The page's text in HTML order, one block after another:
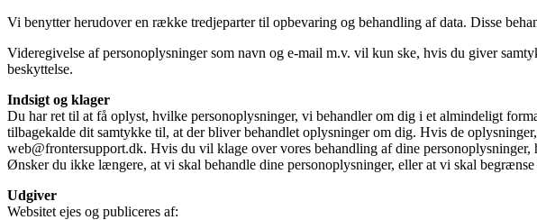
Vi benytter herudover en række tredjeparter til opbevaring og behandling af data. Disse
Videregivelse af personoplysninger som navn og e-mail m.v. vil kun ske, hvis du giver
beskyttelse.
Indsigt og klager
Du har ret til at få oplyst, hvilke personoplysninger, vi behandler om dig i et almindeligt
tilbagekalde dit samtykke til, at der bliver behandlet oplysninger om dig. Hvis de
web@frontersupport.dk. Hvis du vil klage over vores behandling af dine
Ønsker du ikke længere, at vi skal behandle dine personoplysninger, eller at vi skal
Udgiver
Websitet ejes og publiceres af: